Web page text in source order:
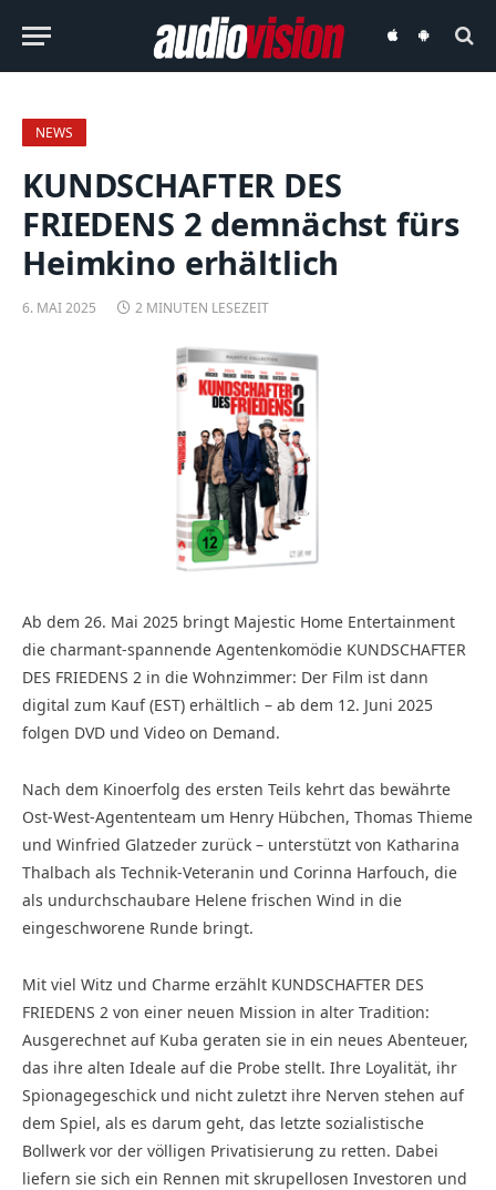
audiovisionaudiovision
NEWS
KUNDSCHAFTER DES
FRIEDENS 2 demnächst fürs
Heimkino erhältlich
6. MAI 2025 2 MINUTEN LESEZEIT
Ab dem 26. Mai 2025 bringt Majestic Home Entertainment
die charmant-spannende Agentenkomödie KUNDSCHAFTER
DES FRIEDENS 2 in die Wohnzimmer: Der Film ist dann
digital zum Kauf (EST) erhältlich – ab dem 12. Juni 2025
folgen DVD und Video on Demand.
Nach dem Kinoerfolg des ersten Teils kehrt das bewährte
Ost-West-Agententeam um Henry Hübchen, Thomas Thieme
und Winfried Glatzeder zurück – unterstützt von Katharina
Thalbach als Technik-Veteranin und Corinna Harfouch, die
als undurchschaubare Helene frischen Wind in die
eingeschworene Runde bringt.
Mit viel Witz und Charme erzählt KUNDSCHAFTER DES
FRIEDENS 2 von einer neuen Mission in alter Tradition:
Ausgerechnet auf Kuba geraten sie in ein neues Abenteuer,
das ihre alten Ideale auf die Probe stellt. Ihre Loyalität, ihr
Spionagegeschick und nicht zuletzt ihre Nerven stehen auf
dem Spiel, als es darum geht, das letzte sozialistische
Bollwerk vor der völligen Privatisierung zu retten. Dabei
liefern sie sich ein Rennen mit skrupellosen Investoren und